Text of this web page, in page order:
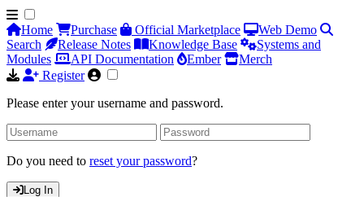
Home Purchase Official Marketplace
Web Demo
Search
Release Notes Knowledge Base
Systems and
Modules
API Documentation Ember
Merch
Register
Please enter your username and password.
Do you need to reset your password?
Log In